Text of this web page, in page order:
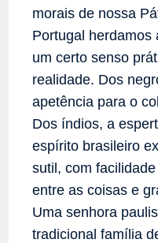
morais de nossa
Portugal herdamos
um certo senso
realidade. Dos
apetência para o
Dos índios, a
espírito brasileiro
sutil, com
entre as coisas e
Uma senhora
tradicional família